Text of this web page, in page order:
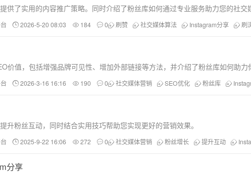
了实用的内容推广策略。同时介绍了粉丝库如何通过专业服务助力您的社交
2026-5-20 08:03 184 0 刷赞 社交媒体算法 Instagram分享 刷
价值，包括增强品牌可见性、增加外部链接等方法，并介绍了粉丝库如何助力
2026-3-16 16:16 190 0 社交媒体营销 SEO优化 粉丝库
粉丝互动，同时结合实用技巧帮助您实现更好的营销效果。
2025-9-22 16:06 272 0 社交媒体营销 粉丝增长 提升互动
分享